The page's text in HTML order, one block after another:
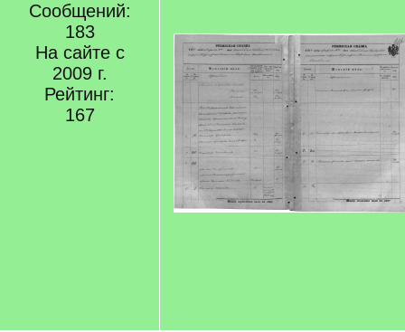
Сообщений:
183
На сайте с
2009 г.
Рейтинг:
167